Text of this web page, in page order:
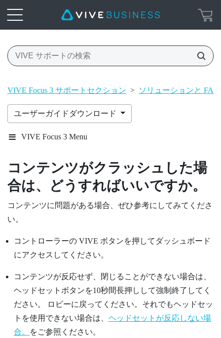
VIVE Focus 3 サポートセクション > ソリューションと FAQ
ユーザーガイドダウンロード
VIVE Focus 3 Menu
コンテンツがクラッシュした場
合は、どうすればいいですか。
コンテンツに問題がある場合、ぜひ参考にしてみてくださ
い。
コントローラーの VIVE ボタンを押してダッシュボード
にアクセスしてください。
コンテンツが反応せず、閉じることができない場合は、
ヘッドセットボタンを10秒間長押しして強制終了してく
ださい。
ロビーに戻ってください。それでもヘッドセッ
トを使用できない場合は、 ヘッドセットが反応しない場
合。
をご参照ください。